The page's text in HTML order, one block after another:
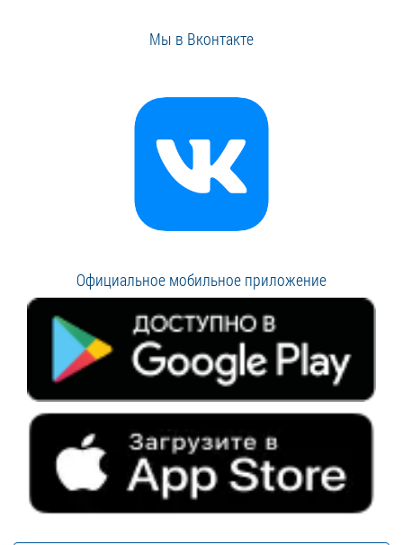
Мы в Вконтакте
Официальное мобильное приложение